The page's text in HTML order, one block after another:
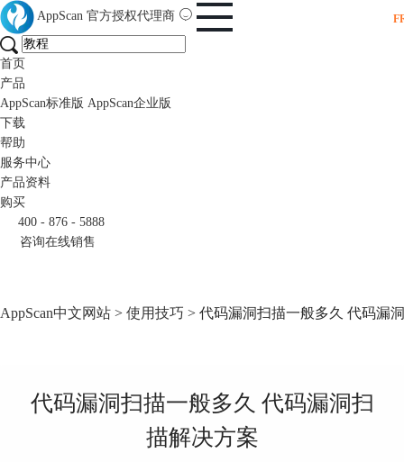
AppScan 官方授权代理商
首页
产品
AppScan标准版 AppScan企业版
下载
帮助
服务中心
产品资料
购买
400 - 876 - 5888
咨询在线销售
AppScan中文网站 > 使用技巧 > 代码漏洞扫描一般多久 代码漏
代码漏洞扫描一般多久 代码漏洞扫
描解决方案